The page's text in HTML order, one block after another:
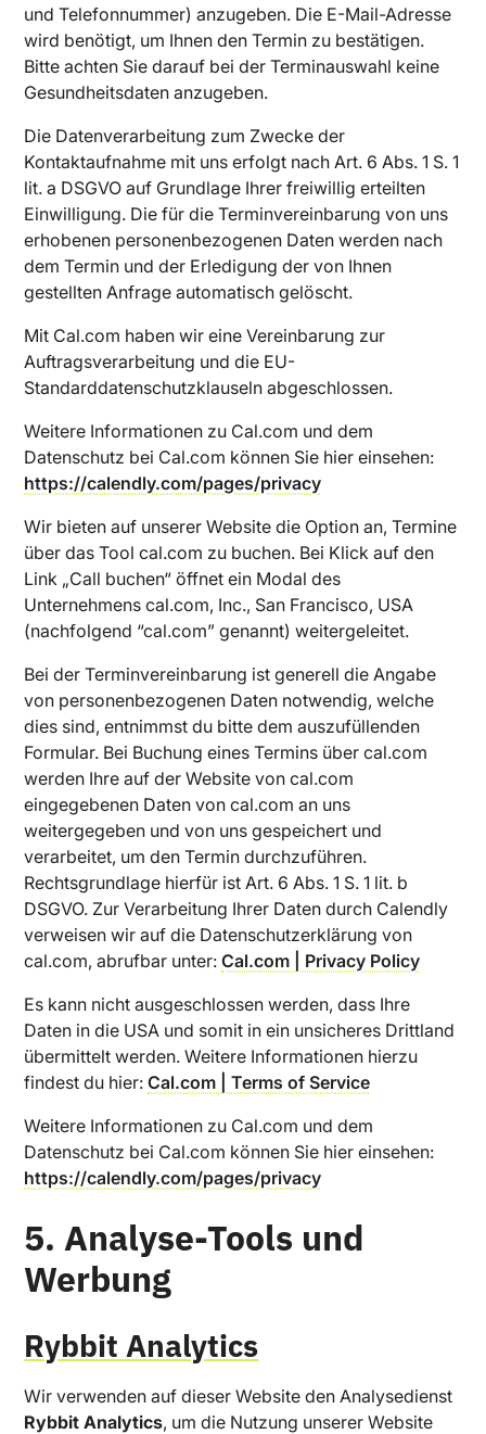
und Telefonnummer) anzugeben. Die E-Mail-Adresse
wird benötigt, um Ihnen den Termin zu bestätigen.
Bitte achten Sie darauf bei der Terminauswahl keine
Gesundheitsdaten anzugeben.
Die Datenverarbeitung zum Zwecke der
Kontaktaufnahme mit uns erfolgt nach Art. 6 Abs. 1 S. 1
lit. a DSGVO auf Grundlage Ihrer freiwillig erteilten
Einwilligung. Die für die Terminvereinbarung von uns
erhobenen personenbezogenen Daten werden nach
dem Termin und der Erledigung der von Ihnen
gestellten Anfrage automatisch gelöscht.
Mit Cal.com haben wir eine Vereinbarung zur
Auftragsverarbeitung und die EU-
Standarddatenschutzklauseln abgeschlossen.
Weitere Informationen zu Cal.com und dem
Datenschutz bei Cal.com können Sie hier einsehen:
https://calendly.com/pages/privacy
Wir bieten auf unserer Website die Option an, Termine
über das Tool cal.com zu buchen. Bei Klick auf den
Link „Call buchen“ öffnet ein Modal des
Unternehmens cal.com, Inc., San Francisco, USA
(nachfolgend “cal.com” genannt) weitergeleitet.
Bei der Terminvereinbarung ist generell die Angabe
von personenbezogenen Daten notwendig, welche
dies sind, entnimmst du bitte dem auszufüllenden
Formular. Bei Buchung eines Termins über cal.com
werden Ihre auf der Website von cal.com
eingegebenen Daten von cal.com an uns
weitergegeben und von uns gespeichert und
verarbeitet, um den Termin durchzuführen.
Rechtsgrundlage hierfür ist Art. 6 Abs. 1 S. 1 lit. b
DSGVO. Zur Verarbeitung Ihrer Daten durch Calendly
verweisen wir auf die Datenschutzerklärung von
cal.com, abrufbar unter:Cal.com | Privacy Policy
Es kann nicht ausgeschlossen werden, dass Ihre
Daten in die USA und somit in ein unsicheres Drittland
übermittelt werden. Weitere Informationen hierzu
findest du hier:Cal.com | Terms of Service
Weitere Informationen zu Cal.com und dem
Datenschutz bei Cal.com können Sie hier einsehen:
https://calendly.com/pages/privacy
5. Analyse-Tools und
Werbung
Rybbit Analytics
Wir verwenden auf dieser Website den Analysedienst
Rybbit Analytics, um die Nutzung unserer Website